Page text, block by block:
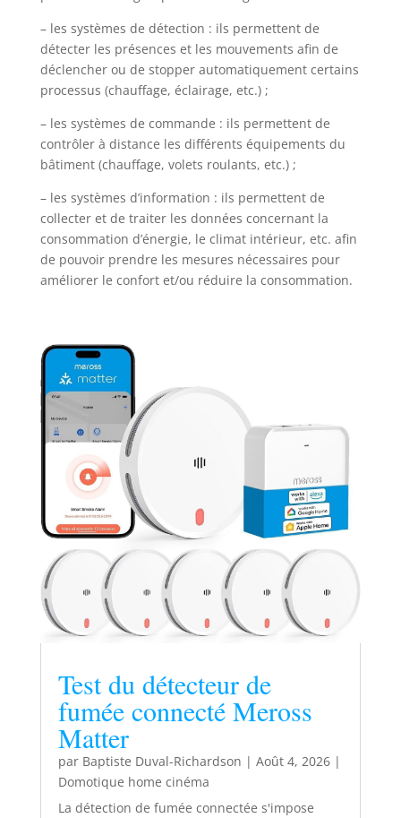
– les systèmes de détection : ils permettent de
détecter les présences et les mouvements afin de
déclencher ou de stopper automatiquement certains
processus (chauffage, éclairage, etc.) ;
– les systèmes de commande : ils permettent de
contrôler à distance les différents équipements du
bâtiment (chauffage, volets roulants, etc.) ;
– les systèmes d’information : ils permettent de
collecter et de traiter les données concernant la
consommation d’énergie, le climat intérieur, etc. afin
de pouvoir prendre les mesures nécessaires pour
améliorer le confort et/ou réduire la consommation.
Test du détecteur de
fumée connecté Meross
Matter
par Baptiste Duval-Richardson | Août 4, 2026|
Domotique home cinéma
La détection de fumée connectée s'impose